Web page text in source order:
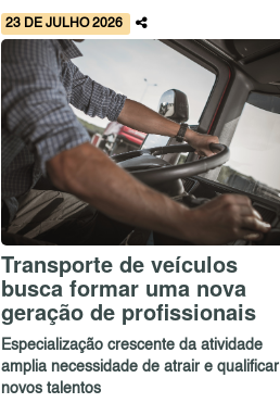
23 DE JULHO 2026
Transporte de veículos
busca formar uma nova
geração de profissionais
Especialização crescente da atividade
amplia necessidade de atrair e qualificar
novos talentos